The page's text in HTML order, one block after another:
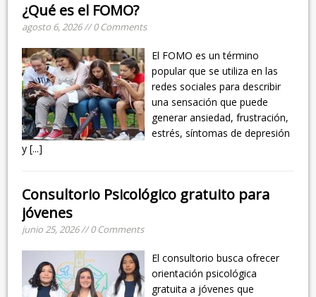
¿Qué es el FOMO?
agosto 6, 2026 // 0 Comments
El FOMO es un término
popular que se utiliza en las
redes sociales para describir
una sensación que puede
generar ansiedad, frustración,
estrés, síntomas de depresión
y[...]
Consultorio Psicológico gratuito para
jóvenes
junio 25, 2026 // 0 Comments
El consultorio busca ofrecer
orientación psicológica
gratuita a jóvenes que